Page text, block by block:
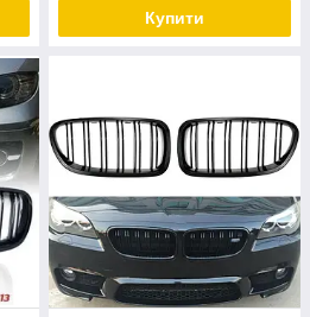
Купити